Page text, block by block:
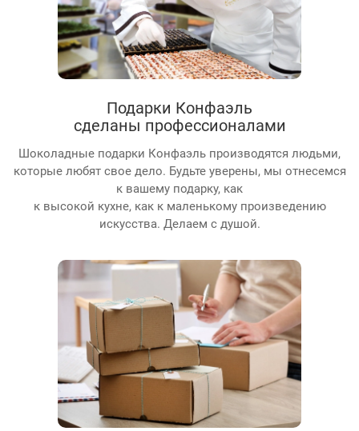
Подарки Конфаэль
сделаны профессионалами
Шоколадные подарки Конфаэль производятся людьми,
которые любят свое дело. Будьте уверены, мы отнесемся
к вашему подарку, как
к высокой кухне, как к маленькому произведению
искусства. Делаем с душой.